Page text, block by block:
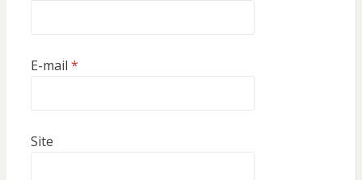
E-mail *
Site